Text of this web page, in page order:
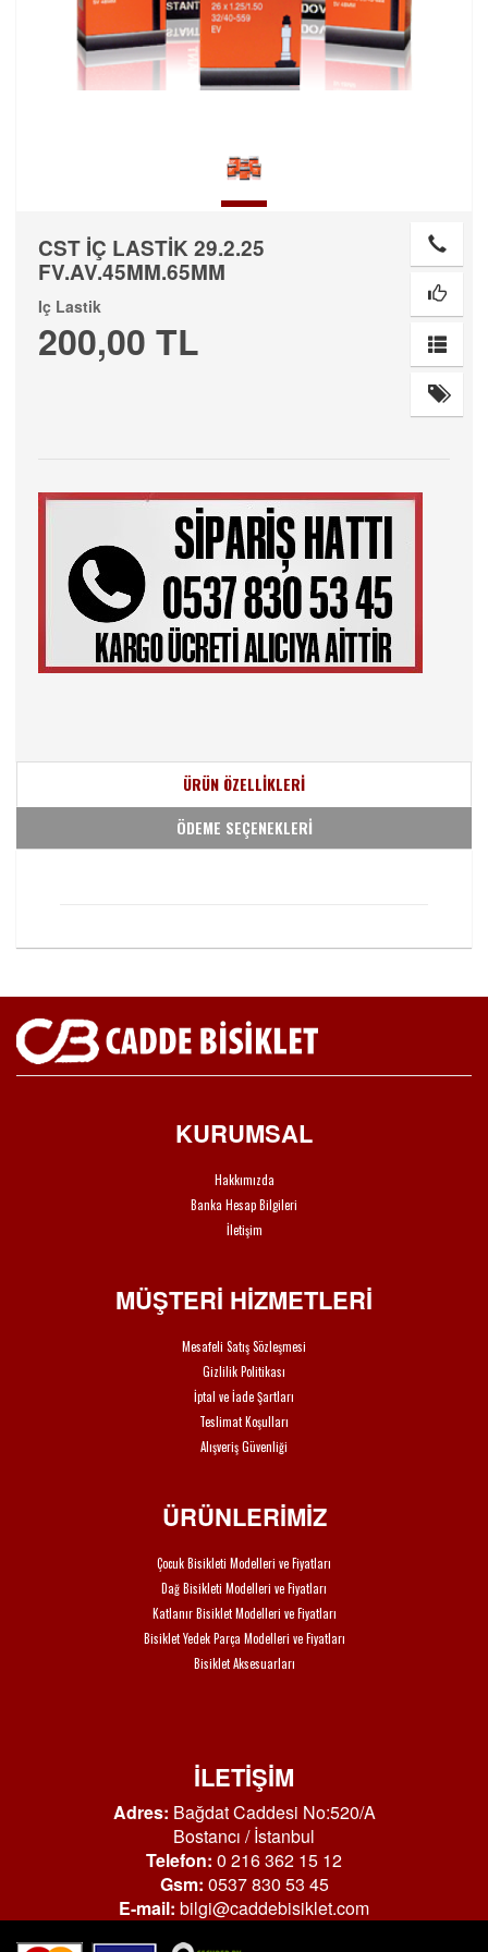
CST İÇ LASTİK 29.2.25
FV.AV.45MM.65MM
Iç Lastik
200,00 TL
ÜRÜN ÖZELLİKLERİ
ÖDEME SEÇENEKLERİ
KURUMSAL
Hakkımızda
Banka Hesap Bilgileri
İletişim
MÜŞTERİ HİZMETLERİ
Mesafeli Satış Sözleşmesi
Gizlilik Politikası
İptal ve İade Şartları
Teslimat Koşulları
Alışveriş Güvenliği
ÜRÜNLERİMİZ
Çocuk Bisikleti Modelleri ve Fiyatları
Dağ Bisikleti Modelleri ve Fiyatları
Katlanır Bisiklet Modelleri ve Fiyatları
Bisiklet Yedek Parça Modelleri ve Fiyatları
Bisiklet Aksesuarları
İLETİŞİM
Adres: Bağdat Caddesi No:520/A
Bostancı / İstanbul
Telefon: 0 216 362 15 12
Gsm: 0537 830 53 45
E-mail: bilgi@caddebisiklet.com